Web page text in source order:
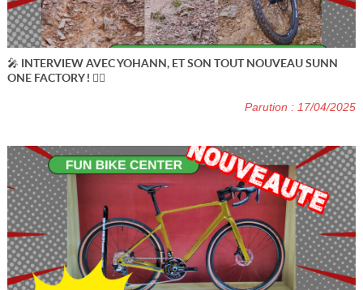
🎤 INTERVIEW AVEC YOHANN, ET SON TOUT NOUVEAU SUNN
ONE FACTORY ! 🚵‍♂️
Parution : 17/04/2025